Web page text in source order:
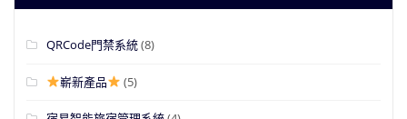
QRCode門禁系統(8)
嶄新產品 (5)